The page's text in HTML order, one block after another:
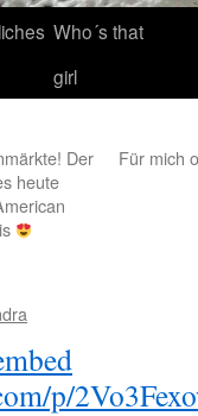
Who´s that
girl
Der
heute
Für mich
p/